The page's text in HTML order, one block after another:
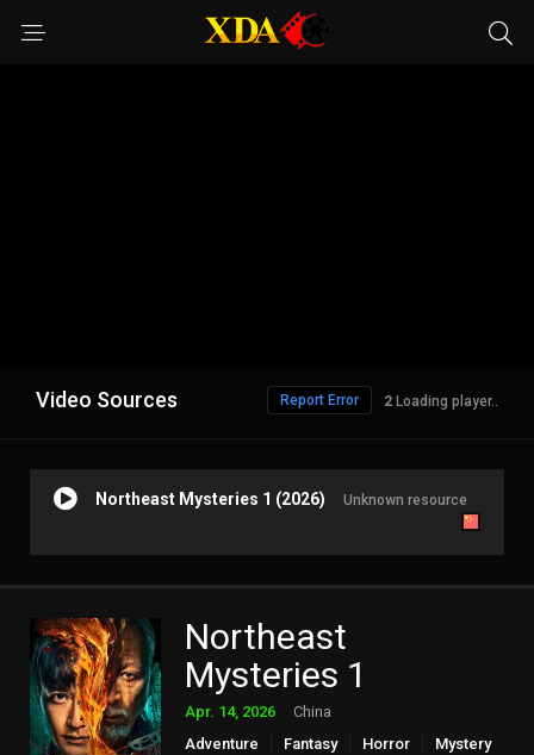
Video Sources 1 Loading player..
Report Error
Northeast Mysteries 1 (2026) Unknown resource
Northeast
Mysteries 1
Apr. 14, 2026
China
Adventure
Fantasy Horror Mystery